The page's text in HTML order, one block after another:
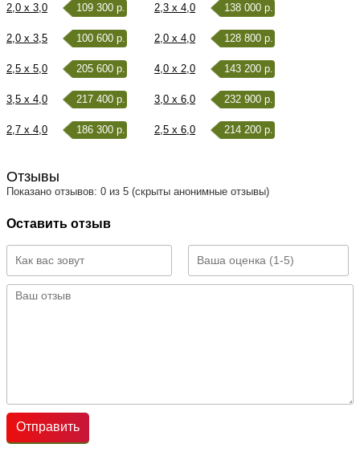
2,0 x 3,0 109 300 р. 2,3 x 4,0 138 000 р.
2,0 x 3,5 100 600 р. 2,0 x 4,0 128 800 р.
2,5 x 5,0 205 600 р. 4,0 x 2,0 143 200 р.
3,5 x 4,0 217 400 р. 3,0 x 6,0 232 900 р.
2,7 x 4,0 186 300 р. 2,5 x 6,0 214 200 р.
Отзывы
Показано отзывов: 0 из 5 (скрыты анонимные отзывы)
Оставить отзыв
Отправить